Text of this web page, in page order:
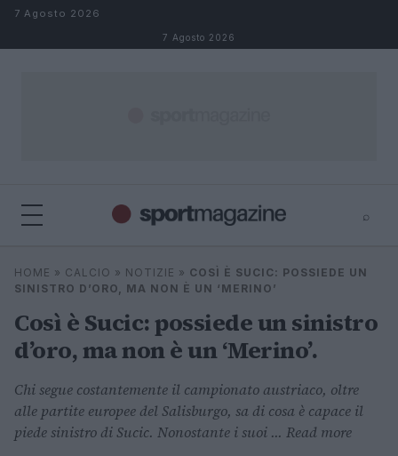
Salta al contenuto
7 Agosto 2026
7 Agosto 2026
⌕
Cerca
⌕
HOME » CALCIO » NOTIZIE » COSÌ È SUCIC: POSSIEDE UN
SINISTRO D’ORO, MA NON È UN ‘MERINO’
Così è Sucic: possiede un sinistro
d’oro, ma non è un ‘Merino’.
Chi segue costantemente il campionato austriaco, oltre
alle partite europee del Salisburgo, sa di cosa è capace il
piede sinistro di Sucic. Nonostante i suoi ... Read more